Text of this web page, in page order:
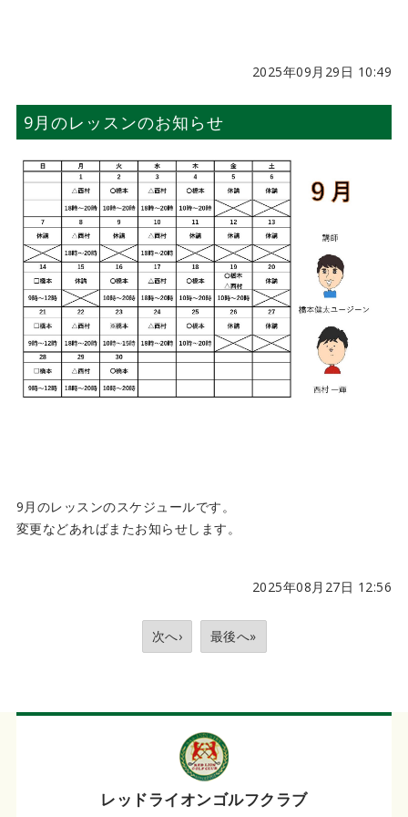
2025年09月29日 10:49
9月のレッスンのお知らせ
9月のレッスンのスケジュールです。
変更などあればまたお知らせします。
2025年08月27日 12:56
次へ› 最後へ»
レッドライオンゴルフクラブ